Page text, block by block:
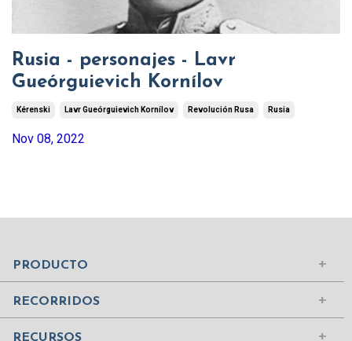
Rusia - personajes - Lavr
Gueórguievich Kornílov
Kérenski Lavr Gueórguievich Kornílov Revolución Rusa Rusia
Nov 08, 2022
PRODUCTO
Iniciar sesión
Comprar suscripción
Contenidos
RECORRIDOS
Mundo Islámico
Civilizaciones de la Antigüedad
Ciudades del Mundo
Edad Media
RECURSOS
¿Quiénes somos?